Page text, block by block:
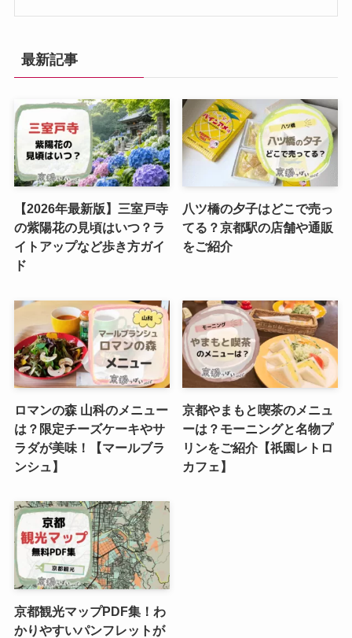
最新記事
【2026年最新版】三室戸寺
の紫陽花の見頃はいつ？ラ
イトアップなど歩き方ガイ
ド
八ツ橋の夕子はどこで売っ
てる？京都駅の店舗や通販
をご紹介
ロマンの森 山科のメニュー
は？限定チーズケーキやサ
ラダが美味！【マールブラ
ンシュ】
京都やまもと喫茶のメニュ
ーは？モーニングと名物プ
リンをご紹介【祇園レトロ
カフェ】
京都観光マップPDF集！わ
かりやすいパンフレットが